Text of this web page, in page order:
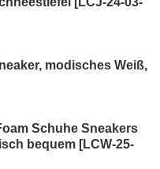
modisches Weiß,
Schuhe Sneakers
bequem [LCW-25-